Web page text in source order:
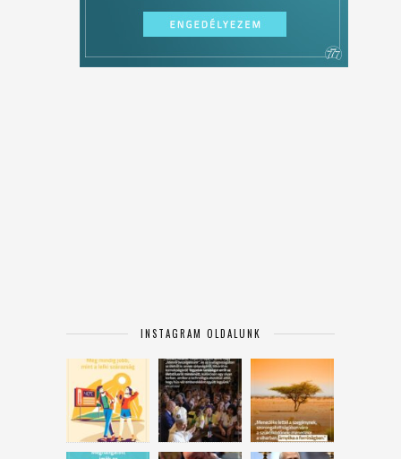
INSTAGRAM OLDALUNK